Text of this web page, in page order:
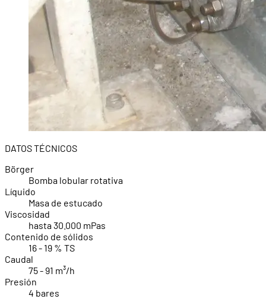
DATOS TÉCNICOS
Börger
Bomba lobular rotativa
Líquido
Masa de estucado
Viscosidad
hasta 30.000 mPas
Contenido de sólidos
16 - 19 % TS
Caudal
75 - 91 m³/h
Presión
4 bares